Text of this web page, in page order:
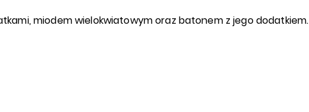
miodem wielokwiatowym oraz batonem z jego